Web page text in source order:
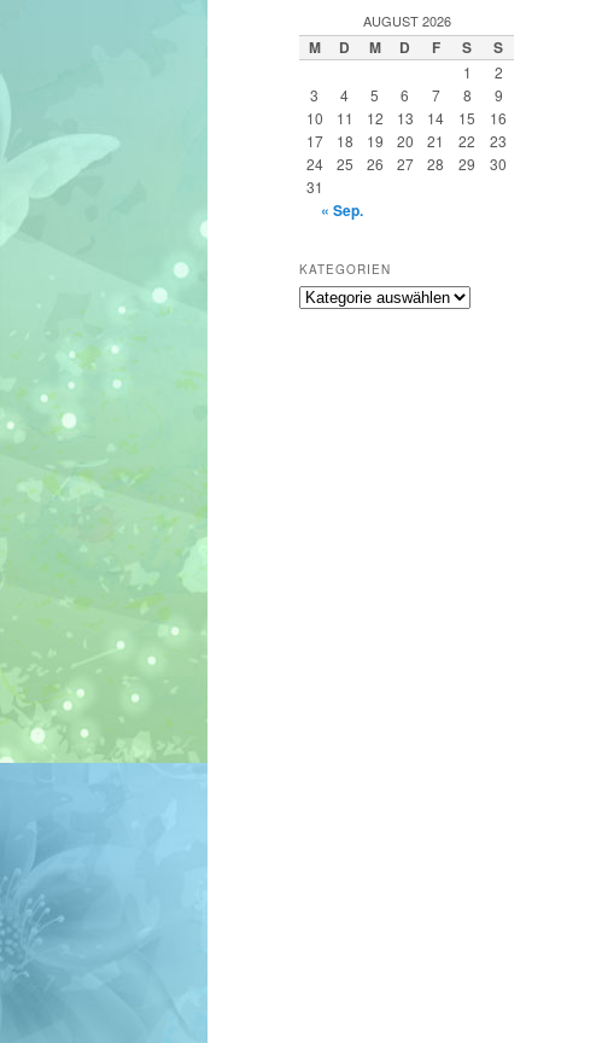
e
n
AUGUST 2026
M D M D F S S
1
2
3
4 5 6 7 8
9
10
11 12 13 14 15
16
17
18 19 20 21 22
23
24
25 26 27 28 29
30
31
« Sep.
KATEGORIEN
Kategorien